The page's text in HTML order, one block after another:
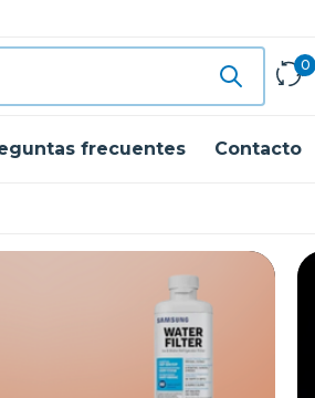
0
frecuentes Contacto